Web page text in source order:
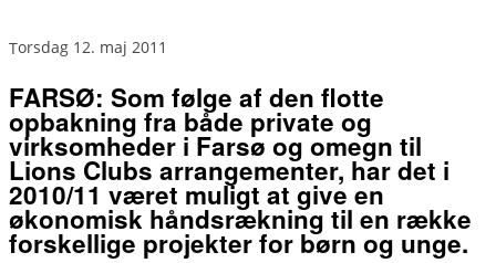
torsdag 12. maj 2011
FARSØ: Som følge af den flotte
opbakning fra både private og
virksomheder i Farsø og omegn til
Lions Clubs arrangementer, har det i
2010/11 været muligt at give en
økonomisk håndsrækning til en række
forskellige projekter for børn og unge.